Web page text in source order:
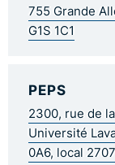
755 Grande
G1S 1C1
PEPS
2300, rue de
Université
0A6, local 2707